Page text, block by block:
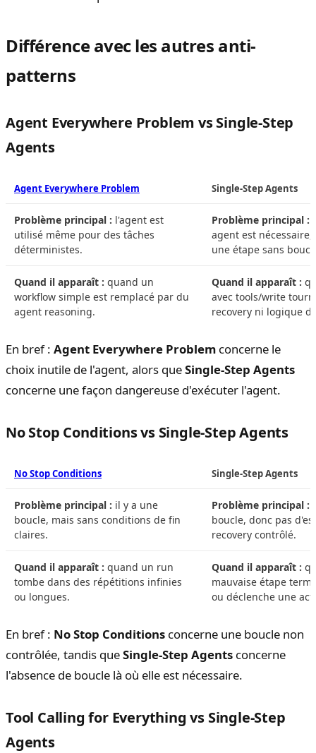
Différence avec les autres anti-
patterns
Agent Everywhere Problem vs Single-Step
Agents
Agent Everywhere Problem Single-Step Agents
Problème principal : l'agent est
utilisé même pour des tâches
déterministes.
Problème principal :
agent est
une étape sans
Quand il apparaît : quand un
workflow simple est remplacé par du
agent reasoning.
Quand il apparaît :
avec tools/write
recovery ni logique
En bref : Agent Everywhere Problem concerne le
choix inutile de l'agent, alors queSingle-Step Agents
concerne une façon dangereuse d'exécuter l'agent.
No Stop Conditions vs Single-Step Agents
No Stop Conditions Single-Step Agents
Problème principal : il y a une
boucle, mais sans conditions de fin
claires.
Problème principal :
boucle, donc pas
recovery contrôlé.
Quand il apparaît : quand un run
tombe dans des répétitions infinies
ou longues.
Quand il apparaît :
mauvaise étape
ou déclenche une
En bref : No Stop Conditions concerne une boucle non
contrôlée, tandis queSingle-Step Agents concerne
l'absence de boucle là où elle est nécessaire.
Tool Calling for Everything vs Single-Step
Agents